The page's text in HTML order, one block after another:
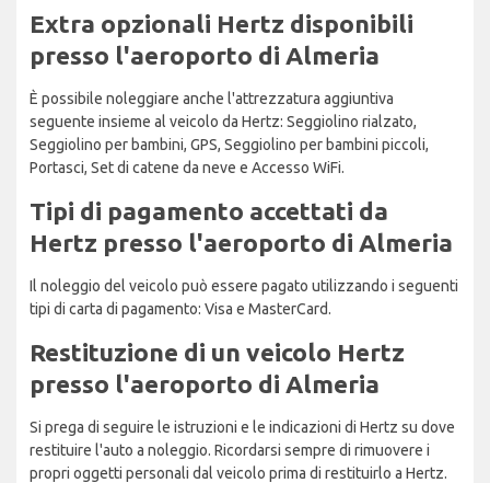
Extra opzionali Hertz disponibili
presso l'aeroporto di Almeria
È possibile noleggiare anche l'attrezzatura aggiuntiva
seguente insieme al veicolo da Hertz: Seggiolino rialzato,
Seggiolino per bambini, GPS, Seggiolino per bambini piccoli,
Portasci, Set di catene da neve e Accesso WiFi.
Tipi di pagamento accettati da
Hertz presso l'aeroporto di Almeria
Il noleggio del veicolo può essere pagato utilizzando i seguenti
tipi di carta di pagamento: Visa e MasterCard.
Restituzione di un veicolo Hertz
presso l'aeroporto di Almeria
Si prega di seguire le istruzioni e le indicazioni di Hertz su dove
restituire l'auto a noleggio. Ricordarsi sempre di rimuovere i
propri oggetti personali dal veicolo prima di restituirlo a Hertz.